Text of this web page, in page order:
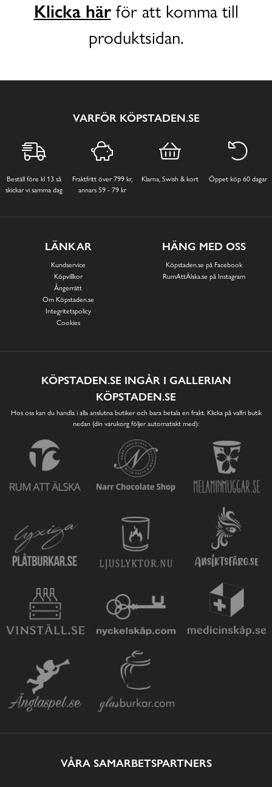
Klicka härför att komma till
produktsidan.
VARFÖR KÖPSTADEN.SE
Beställ före kl 13 så
skickar vi samma dag
Fraktfritt över 799 kr,
annars 59 - 79 kr
Klarna, Swish & kort Öppet köp 60 dagar
LÄNKAR
Kundservice
Köpvillkor
Ångerrätt
Om Köpstaden.se
Integritetspolicy
Cookies
HÄNG MED OSS
Köpstaden.se på Facebook
RumAttÄlska.se på Instagram
KÖPSTADEN.SE INGÅR I GALLERIAN
KÖPSTADEN.SE
Hos oss kan du handla i alla anslutna butiker och bara betala en frakt. Klicka på valfri butik
nedan (din varukorg följer automatiskt med):
VÅRA SAMARBETSPARTNERS